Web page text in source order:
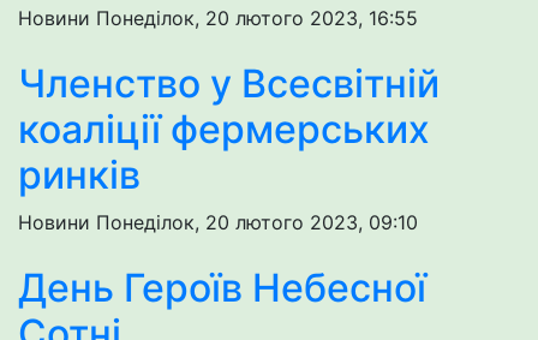
Новини Понеділок, 20 лютого 2023, 16:55
Членство у Всесвітній
коаліції фермерських
ринків
Новини Понеділок, 20 лютого 2023, 09:10
День Героїв Небесної